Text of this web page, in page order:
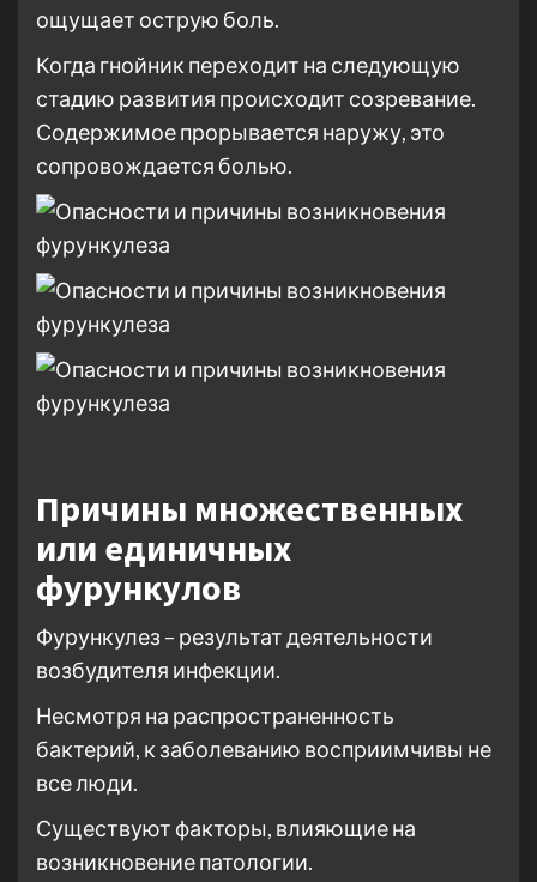
ощущает острую боль.
Когда гнойник переходит на следующую
стадию развития происходит созревание.
Содержимое прорывается наружу, это
сопровождается болью.
Причины множественных
или единичных
фурункулов
Фурункулез – результат деятельности
возбудителя инфекции.
Несмотря на распространенность
бактерий, к заболеванию восприимчивы не
все люди.
Существуют факторы, влияющие на
возникновение патологии.